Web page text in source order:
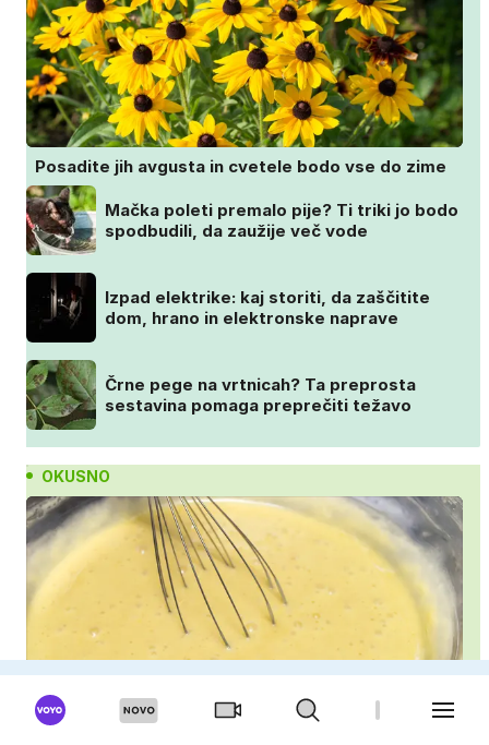
Posadite jih avgusta in cvetele bodo vse do zime
Mačka poleti premalo pije? Ti triki jo bodo
spodbudili, da zaužije več vode
Izpad elektrike: kaj storiti, da zaščitite
dom, hrano in elektronske naprave
Črne pege na vrtnicah? Ta preprosta
sestavina pomaga preprečiti težavo
OKUSNO